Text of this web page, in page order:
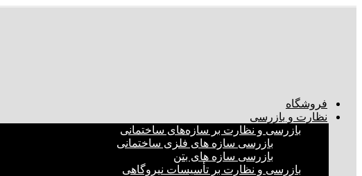
فروشگاه
نظارت و بازرسی
بازرسی و نظارت بر سازه‌های ساختمانی
بازرسی سازه های فلزی ساختمانی
بازرسی سازه های بتن
بازرسی و نظارت بر تأسیسات نیروگاهی